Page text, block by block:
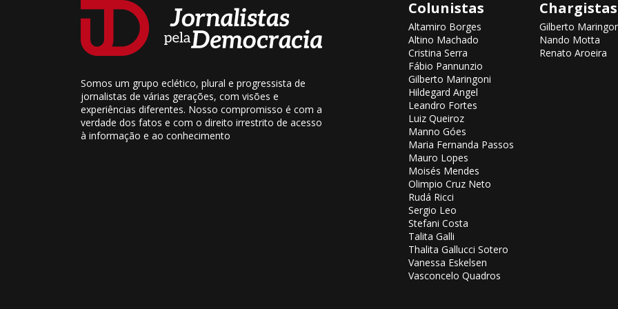
Somos um grupo eclético, plural e progressista de
jornalistas de várias gerações, com visões e
experiências diferentes. Nosso compromisso é com a
verdade dos fatos e com o direito irrestrito de acesso
à informação e ao conhecimento
Colunistas
Altamiro Borges
Altino Machado
Cristina Serra
Fábio Pannunzio
Gilberto Maringoni
Hildegard Angel
Leandro Fortes
Luiz Queiroz
Manno Góes
Maria Fernanda Passos
Mauro Lopes
Moisés Mendes
Olimpio Cruz Neto
Rudá Ricci
Sergio Leo
Stefani Costa
Talita Galli
Thalita Gallucci Sotero
Vanessa Eskelsen
Vasconcelo Quadros
Chargistas
Gilberto
Nando Motta
Renato Aroeira